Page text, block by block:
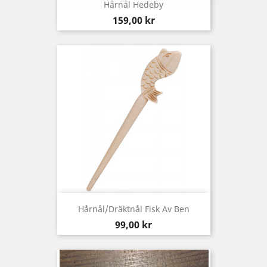
Hårnål Hedeby
Pris
159,00 kr
Hårnål/Dräktnål Fisk Av Ben
Pris
99,00 kr